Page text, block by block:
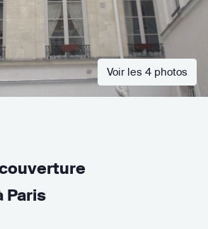
Voir les 4 photos
Paris